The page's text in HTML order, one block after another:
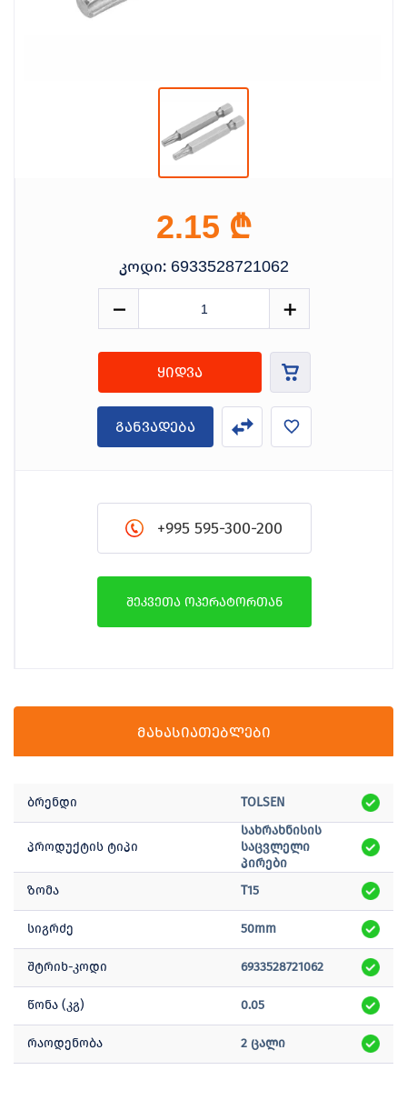
2.15 ₾
კოდი: 6933528721062
ყიდვა
განვადება
+995 595-300-200
შეკვეთა ოპერატორთან
მახასიათებლები
ბრენდი TOLSEN
პროდუქტის ტიპი
სახრახნისის
საცვლელი
პირები
ზომა
T15
სიგრძე 50mm
შტრიხ-კოდი 6933528721062
წონა (კგ) 0.05
რაოდენობა 2 ცალი